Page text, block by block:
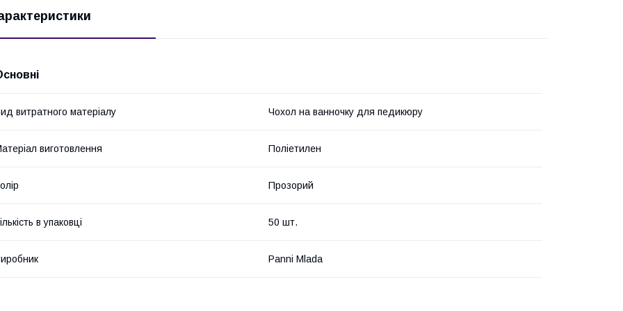
витратного матеріалу Чохол на ванночку для педикюру
виготовлення Поліетилен
Прозорий
в упаковці 50 шт.
Panni Mlada